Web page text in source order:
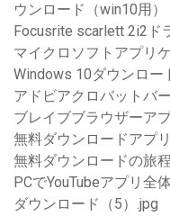
ウンロード（win10用）
Focusrite scarlett 2i2ド
マイクロソフトアプリ
Windows 10ダウンロー
アドビアクロバットバ
ブレイブブラウザーア
無料ダウンロードアプ
無料ダウンロードの旅程
PCでYouTubeアプリ全
ダウンロード（5）.jpg